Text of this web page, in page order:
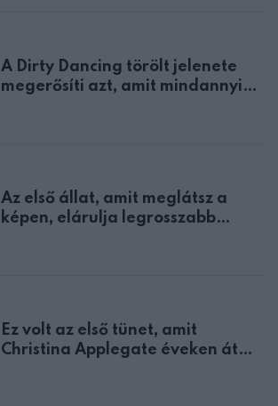
A Dirty Dancing törölt jelenete
megerősíti azt, amit mindannyian
Az első állat, amit meglátsz a
képen, elárulja legrosszabb
Ez volt az első tünet, amit
Christina Applegate éveken át